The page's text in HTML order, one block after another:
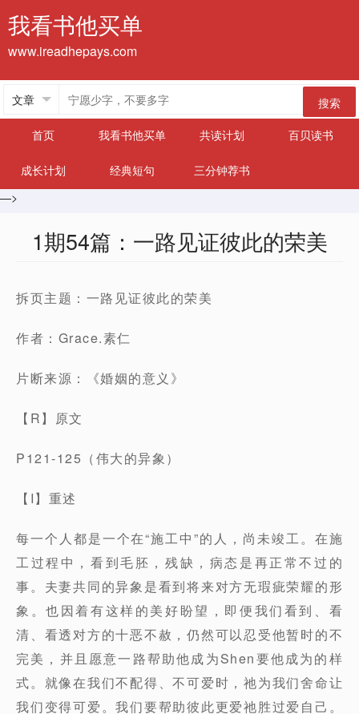
我看书他买单
www.ireadhepays.com
搜索
首页
我看书他买单 共读计划 百贝读书
成长计划 经典短句
三分钟荐书
—>
1期54篇：一路见证彼此的荣美
拆页主题：一路见证彼此的荣美
作者：Grace.素仁
片断来源：《婚姻的意义》
【R】原文
P121-125（伟大的异象）
【I】重述
每一个人都是一个在“施工中”的人，尚未竣工。在施
工过程中，看到毛胚，残缺，病态是再正常不过的
事。夫妻共同的异象是看到将来对方无瑕疵荣耀的形
象。也因着有这样的美好盼望，即便我们看到、看
清、看透对方的十恶不赦，仍然可以忍受他暂时的不
完美，并且愿意一路帮助他成为Shen要他成为的样
式。就像在我们不配得、不可爱时，祂为我们舍命让
我们变得可爱。我们要帮助彼此更爱祂胜过爱自己。